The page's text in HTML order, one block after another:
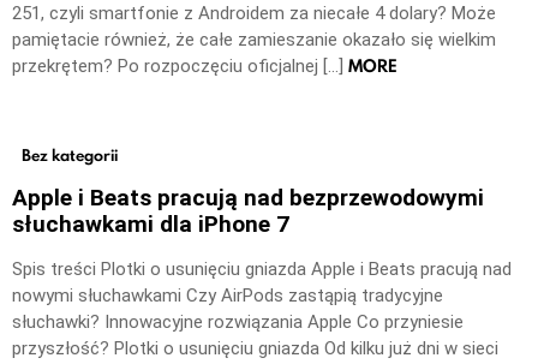
251, czyli smartfonie z Androidem za niecałe 4 dolary? Może
pamiętacie również, że całe zamieszanie okazało się wielkim
przekrętem? Po rozpoczęciu oficjalnej […] MORE
Bez kategorii
Apple i Beats pracują nad bezprzewodowymi
słuchawkami dla iPhone 7
Spis treści Plotki o usunięciu gniazda Apple i Beats pracują nad
nowymi słuchawkami Czy AirPods zastąpią tradycyjne
słuchawki? Innowacyjne rozwiązania Apple Co przyniesie
przyszłość? Plotki o usunięciu gniazda Od kilku już dni w sieci